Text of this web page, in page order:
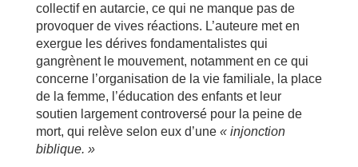
collectif en autarcie, ce qui ne manque pas de
provoquer de vives réactions. L’auteure met en
exergue les dérives fondamentalistes qui
gangrènent le mouvement, notamment en ce qui
concerne l’organisation de la vie familiale, la place
de la femme, l’éducation des enfants et leur
soutien largement controversé pour la peine de
mort, qui relève selon eux d’une « injonction
biblique. »